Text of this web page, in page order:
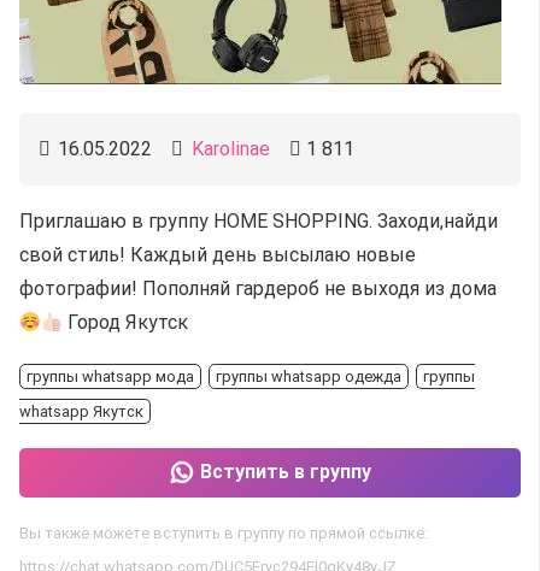
16.05.2022 Karolinae 1 811
Приглашаю в группу HOME SHOPPING. Заходи,найди
свой стиль! Каждый день высылаю новые
фотографии! Пополняй гардероб не выходя из дома
Город Якутск
группы whatsapp мода группы whatsapp одежда
группы
whatsapp Якутск
Вступить в группу
Вы также можете вступить в группу по прямой ссылке:
https://chat.whatsapp.com/DUC5Eryc294EI0gKy48yJZ